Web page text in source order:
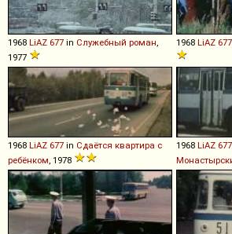
1968 LiAZ 677 in Служебный роман,
1977
1968 LiAZ 677
1968 LiAZ 677 in Сдаётся квартира с
ребёнком, 1978
1968 LiAZ 677